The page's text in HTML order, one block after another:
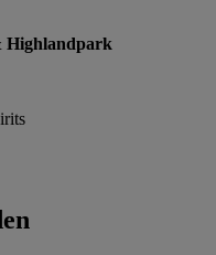
Highlandpark